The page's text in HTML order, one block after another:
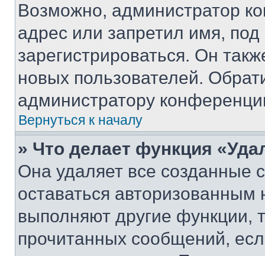
Возможно, администратор
адрес или запретил имя,
зарегистрироваться. Он
новых пользователей.
администратору
Вернуться к началу
» Что делает функция
Она удаляет все созданные
оставаться
выполняют другие функции,
прочитанных сообщений,